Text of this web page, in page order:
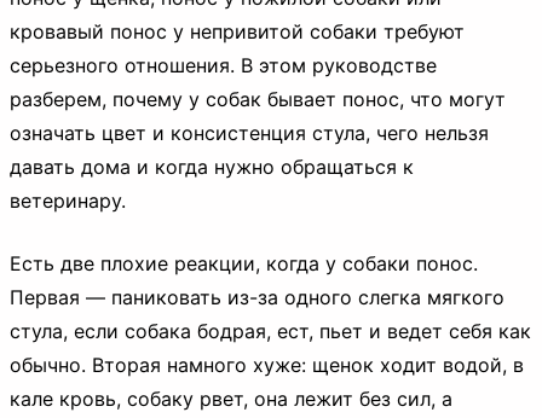
кровавый понос у непривитой собаки требуют
серьезного отношения. В этом руководстве
разберем, почему у собак бывает понос, что могут
означать цвет и консистенция стула, чего нельзя
давать дома и когда нужно обращаться к
ветеринару.
Есть две плохие реакции, когда у собаки понос.
Первая — паниковать из-за одного слегка мягкого
стула, если собака бодрая, ест, пьет и ведет себя как
обычно. Вторая намного хуже: щенок ходит водой, в
кале кровь, собаку рвет, она лежит без сил, а